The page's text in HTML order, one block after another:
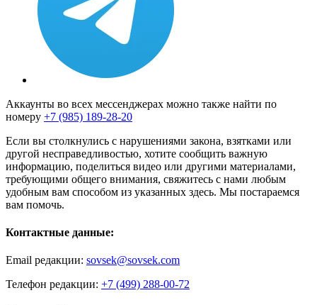
Аккаунты во всех мессенджерах можно также найти по
номеру +7 (985) 189-28-20
Если вы столкнулись с нарушениями закона, взятками или
другой несправедливостью, хотите сообщить важную
информацию, поделиться видео или другими материалами,
требующими общего внимания, свяжитесь с нами любым
удобным вам способом из указанных здесь. Мы постараемся
вам помочь.
Контактные данные:
Email редакции: sovsek@sovsek.com
Телефон редакции: +7 (499) 288-00-72